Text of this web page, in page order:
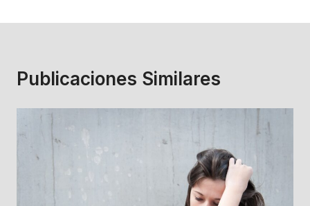
Publicaciones Similares